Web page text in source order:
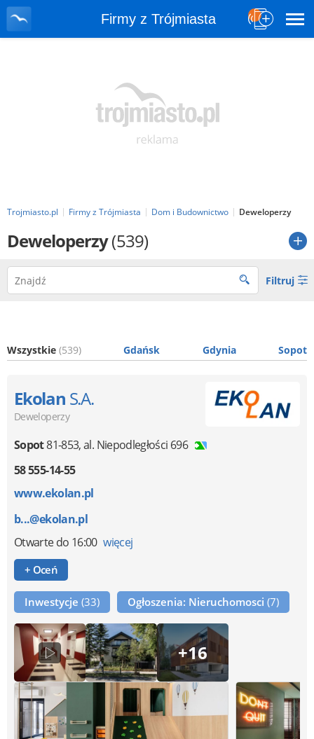
Firmy z Trójmiasta
Trojmiasto.pl Firmy z Trójmiasta Dom i Budownictwo Deweloperzy
Deweloperzy(539)
Filtruj
Wszystkie (539) Gdańsk Gdynia Sopot
Ekolan S.A.
Deweloperzy
Sopot81-853,al. Niepodległości 696
58 555-14-55
www.ekolan.pl
b...@ekolan.pl
Otwartedo 16:00 więcej
+ Oceń
Inwestycje (33) Ogłoszenia: Nieruchomosci (7)
+16